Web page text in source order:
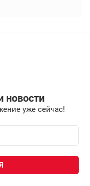
новости
уже сейчас!